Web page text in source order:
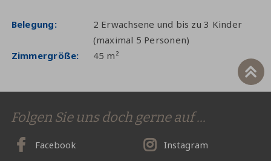
Belegung
2 Erwachsene und bis zu 3 Kinder
(maximal 5 Personen)
Zimmergröße
45 m²
Folgen Sie uns doch gerne auf ...
Facebook Instagram